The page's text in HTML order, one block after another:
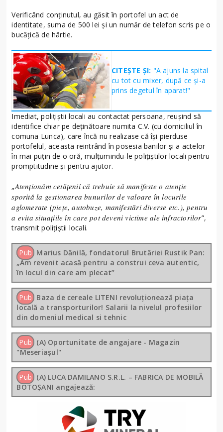
Verificând conținutul, au găsit în portofel un act de
identitate, suma de 500 lei și un număr de telefon scris pe o
bucățică de hârtie.
CITEȘTE ȘI: "A ajuns la spital
cu tot cu mixer, după ce și-a
prins degetul în aparat!"
Imediat, polițiștii locali au contactat persoana, reușind să
identifice chiar pe deținătoare numita C.V. (cu domiciliul în
comuna Lunca), care încă nu realizase că își pierduse
portofelul, aceasta reintrând în posesia banilor și a actelor
în mai puțin de o oră, mulțumindu-le polițiștilor locali pentru
promptitudine și pentru ajutor.
„Atenționăm cetățenii că trebuie să manifeste o atenție
sporită la gestionarea bunurilor de valoare în locurile
aglomerate (piețe, autobuze, manifestări diverse etc.), pentru
a evita situațiile în care pot deveni victime ale infractorilor”,
transmit polițiștii locali.
Pub Marius Dănilă, fondatorul Brutăriei Rustik Pan:
„Am revenit acasă pentru a construi ceva autentic,
în locul din care am plecat”
Pub Baza de cereale LITENI revoluționează piața
locală a transporturilor! Salarii la nivelul profesiilor
din domeniul medical si tehnic
Pub (A) Oportunitate de angajare - Magazin
"Meseriașul"
Pub (A) LUCA DAMILANO S.R.L. – FABRICA DE MOBILĂ
BOTOȘANI angajează: